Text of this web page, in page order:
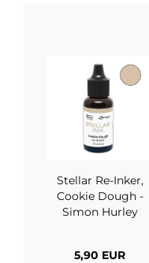
Stellar Re-Inker,
Cookie Dough -
Simon Hurley
5,90 EUR